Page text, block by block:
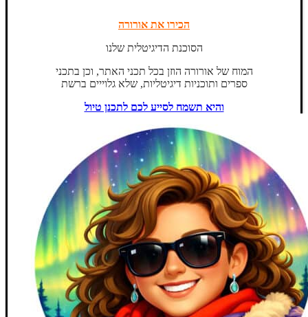
הכירו את אורורה
הסוכנת הדיגיטלית שלנו
המוח של אורורה הוזן בכל תכני האתר, וכן בתכני
ספרים ותוכניות דיגיטליות, שלא גלוייים ברשת
והיא תשמח לסייע לכם לתכנן טיול